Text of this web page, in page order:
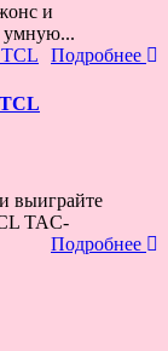
и
умную...
Подробнее
выиграйте
TAC-
Подробнее